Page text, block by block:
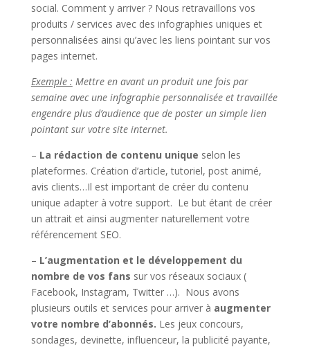
social. Comment y arriver ? Nous retravaillons vos
produits / services avec des infographies uniques et
personnalisées ainsi qu’avec les liens pointant sur vos
pages internet.
Exemple : Mettre en avant un produit une fois par
semaine avec une infographie personnalisée et travaillée
engendre plus d’audience que de poster un simple lien
pointant sur votre site internet.
– La rédaction de contenu unique selon les
plateformes. Création d’article, tutoriel, post animé,
avis clients…Il est important de créer du contenu
unique adapter à votre support. Le but étant de créer
un attrait et ainsi augmenter naturellement votre
référencement SEO.
– L’augmentation et le développement du
nombre de vos fans sur vos réseaux sociaux (
Facebook, Instagram, Twitter …). Nous avons
plusieurs outils et services pour arriver à augmenter
votre nombre d’abonnés. Les jeux concours,
sondages, devinette, influenceur, la publicité payante,